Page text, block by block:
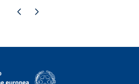
Pagina precedente
Pagina successiva